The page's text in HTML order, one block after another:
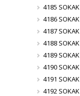
4185 SOKAK
4186 SOKAK
4187 SOKAK
4188 SOKAK
4189 SOKAK
4190 SOKAK
4191 SOKAK
4192 SOKAK